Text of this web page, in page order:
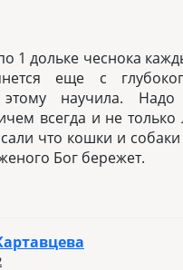
1 дольке чеснока
еще с
этому научила.
всегда и не
что кошки и
Бог бережет.